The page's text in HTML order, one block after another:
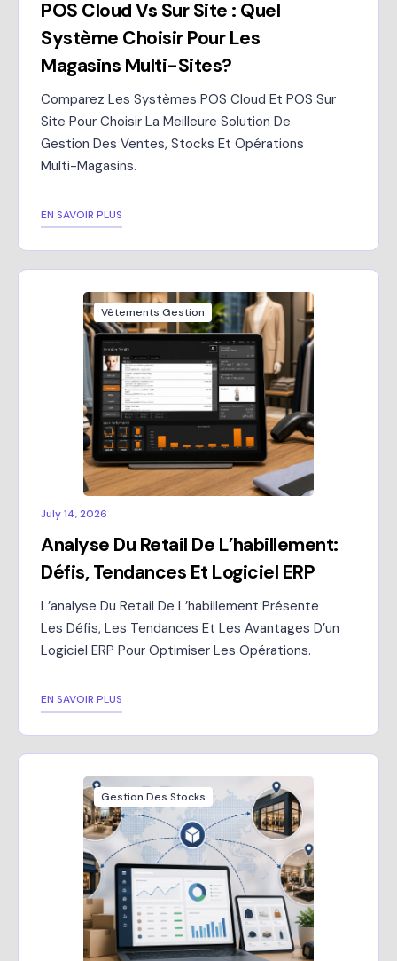
POS Cloud Vs Sur Site : Quel
Système Choisir Pour Les
Magasins Multi-Sites?
Comparez Les Systèmes POS Cloud Et POS Sur
Site Pour Choisir La Meilleure Solution De
Gestion Des Ventes, Stocks Et Opérations
Multi-Magasins.
EN SAVOIR PLUS
Vêtements Gestion
July 14, 2026
Analyse Du Retail De L’habillement:
Défis, Tendances Et Logiciel ERP
L’analyse Du Retail De L’habillement Présente
Les Défis, Les Tendances Et Les Avantages D’un
Logiciel ERP Pour Optimiser Les Opérations.
EN SAVOIR PLUS
Gestion Des Stocks